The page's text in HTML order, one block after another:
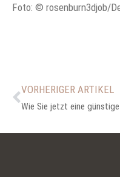
Foto: © rosenburn3djob/
VORHERIGER ARTIKEL